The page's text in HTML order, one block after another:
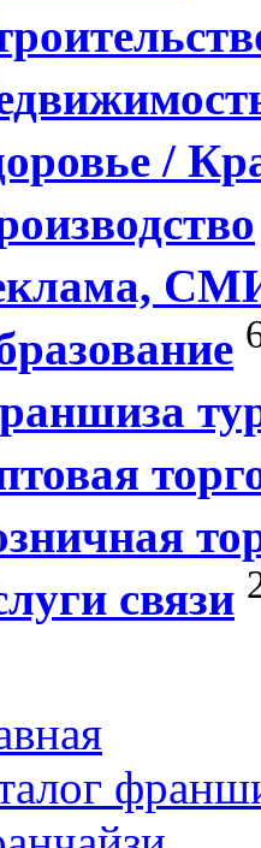
/
связи